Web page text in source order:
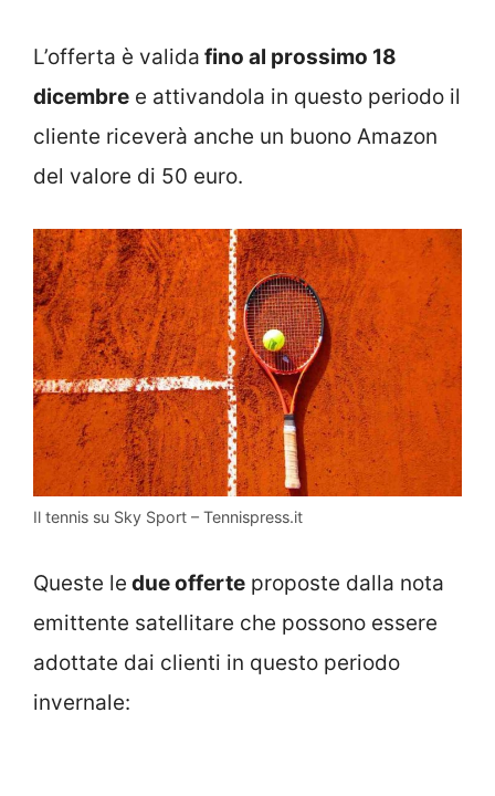
L’offerta è valida fino al prossimo 18
dicembre e attivandola in questo periodo il
cliente riceverà anche un buono Amazon
del valore di 50 euro.
Il tennis su Sky Sport – Tennispress.it
Queste le due offerte proposte dalla nota
emittente satellitare che possono essere
adottate dai clienti in questo periodo
invernale: